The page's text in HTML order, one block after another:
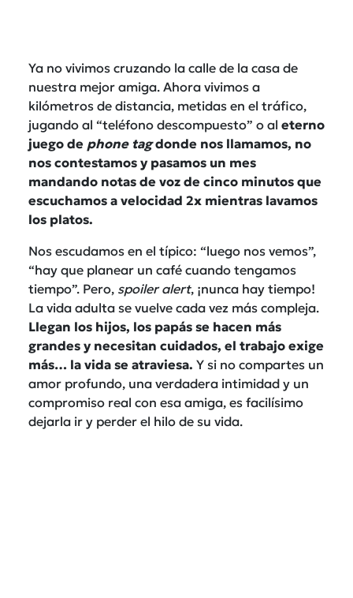
Ya no vivimos cruzando la calle de la casa de
nuestra mejor amiga. Ahora vivimos a
kilómetros de distancia, metidas en el tráfico,
jugando al “teléfono descompuesto” o al eterno
juego de phone tagdonde nos llamamos, no
nos contestamos y pasamos un mes
mandando notas de voz de cinco minutos que
escuchamos a velocidad 2x mientras lavamos
los platos.
Nos escudamos en el típico: “luego nos vemos”,
“hay que planear un café cuando tengamos
tiempo”. Pero, spoiler alert, ¡nunca hay tiempo!
La vida adulta se vuelve cada vez más compleja.
Llegan los hijos, los papás se hacen más
grandes y necesitan cuidados, el trabajo exige
más… la vida se atraviesa. Y si no compartes un
amor profundo, una verdadera intimidad y un
compromiso real con esa amiga, es facilísimo
dejarla ir y perder el hilo de su vida.